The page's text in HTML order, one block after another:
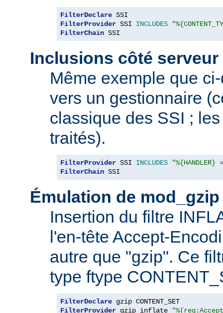
FilterDeclare
FilterProvider SSI INCLUDES
FilterChain SSI
Inclusions côté serveur
Même exemple que
vers un gestionnaire
classique des SSI ;
traités).
FilterProvider SSI INCLUDES
FilterChain SSI
Émulation de
Insertion du filtre
l'en-tête Accept-
autre que "gzip". Ce
type ftype
FilterDeclare
FilterProvider gzip inflate